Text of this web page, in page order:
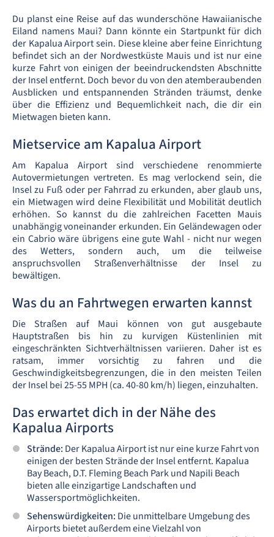
Du planst eine Reise auf das wunderschöne Hawaiianische
Eiland namens Maui? Dann könnte ein Startpunkt für dich
der Kapalua Airport sein. Diese kleine aber feine Einrichtung
befindet sich an der Nordwestküste Mauis und ist nur eine
kurze Fahrt von einigen der beeindruckendsten Abschnitte
der Insel entfernt. Doch bevor du von den atemberaubenden
Ausblicken und entspannenden Stränden träumst, denke
über die Effizienz und Bequemlichkeit nach, die dir ein
Mietwagen bieten kann.
Mietservice am Kapalua Airport
Am Kapalua Airport sind verschiedene renommierte
Autovermietungen vertreten. Es mag verlockend sein, die
Insel zu Fuß oder per Fahrrad zu erkunden, aber glaub uns,
ein Mietwagen wird deine Flexibilität und Mobilität deutlich
erhöhen. So kannst du die zahlreichen Facetten Mauis
unabhängig voneinander erkunden. Ein Geländewagen oder
ein Cabrio wäre übrigens eine gute Wahl - nicht nur wegen
des Wetters, sondern auch, um die teilweise
anspruchsvollen Straßenverhältnisse der Insel zu
bewältigen.
Was du an Fahrtwegen erwarten kannst
Die Straßen auf Maui können von gut ausgebaute
Hauptstraßen bis hin zu kurvigen Küstenlinien mit
eingeschränkten Sichtverhältnissen variieren. Daher ist es
ratsam, immer vorsichtig zu fahren und die
Geschwindigkeitsbegrenzungen, die in den meisten Teilen
der Insel bei 25-55 MPH (ca. 40-80 km/h) liegen, einzuhalten.
Das erwartet dich in der Nähe des
Kapalua Airports
Strände: Der Kapalua Airport ist nur eine kurze Fahrt von
einigen der besten Strände der Insel entfernt. Kapalua
Bay Beach, D.T. Fleming Beach Park und Napili Beach
bieten alle einzigartige Landschaften und
Wassersportmöglichkeiten.
Sehenswürdigkeiten: Die unmittelbare Umgebung des
Airports bietet außerdem eine Vielzahl von